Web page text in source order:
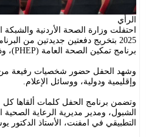
الرأي
برنامج تمكين الصحة العامة (PHEP)، وذلك خلال حفل أقيم في مقر وزارة الصحة بعمان.
وشهد الحفل حضور شخصيات رفيعة من
وإقليمية ودولية، ووسائل الإعلام.
وتضمن برنامج الحفل كلمات ألقاها كل من
الشبول، ومدير مديرية الرعاية الصحية
التطبيقي في امفنت، الأستاذ الدكتور